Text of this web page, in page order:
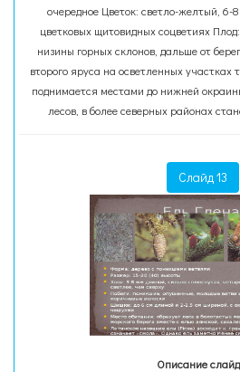
очередное Цветок: светло-желтый, 6-
цветковых щитовидных соцветиях
низины горных склонов, дальше от
второго яруса на осветленных участках
поднимается местами до нижней
лесов, в более северных районах
Слайд 13
Описание